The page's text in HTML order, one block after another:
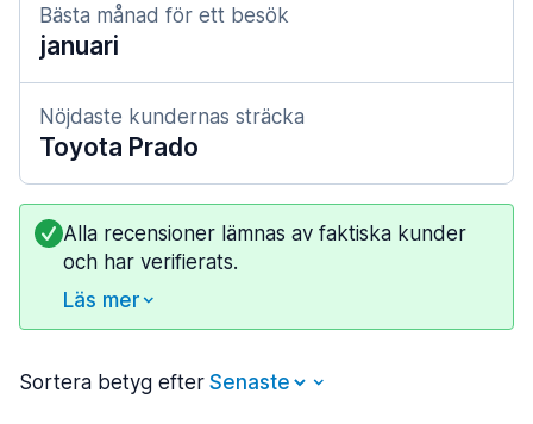
Bästa månad för ett besök
januari
Nöjdaste kundernas sträcka
Toyota Prado
Alla recensioner lämnas av faktiska kunder
och har verifierats.
Läs mer
Sortera betyg efter